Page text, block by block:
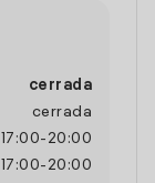
cerrada
cerrada
17:00- 20:00
17:00- 20:00